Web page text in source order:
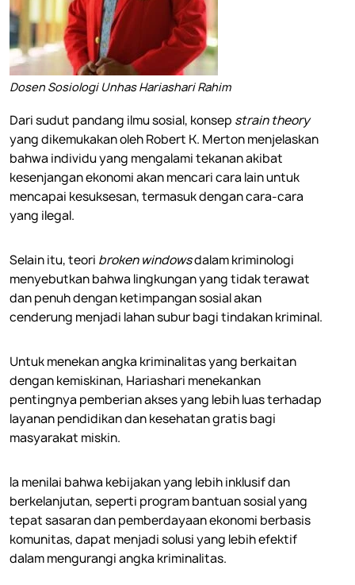
Dosen Sosiologi UnhasHariashari Rahim
Dari sudut pandang ilmu sosial, konsep strain theory
yang dikemukakan oleh Robert K. Merton menjelaskan
bahwa individu yang mengalami tekanan akibat
kesenjangan ekonomi akan mencari cara lain untuk
mencapai kesuksesan, termasuk dengan cara-cara
yang ilegal.
Selain itu, teori broken windowsdalam kriminologi
menyebutkan bahwa lingkungan yang tidak terawat
dan penuh dengan ketimpangan sosial akan
cenderung menjadi lahan subur bagi tindakan kriminal.
Untuk menekan angka kriminalitas yang berkaitan
dengan kemiskinan, Hariashari menekankan
pentingnya pemberian akses yang lebih luas terhadap
layanan pendidikan dan kesehatan gratis bagi
masyarakat miskin.
Ia menilai bahwa kebijakan yang lebih inklusif dan
berkelanjutan, seperti program bantuan sosial yang
tepat sasaran dan pemberdayaan ekonomi berbasis
komunitas, dapat menjadi solusi yang lebih efektif
dalam mengurangi angka kriminalitas.